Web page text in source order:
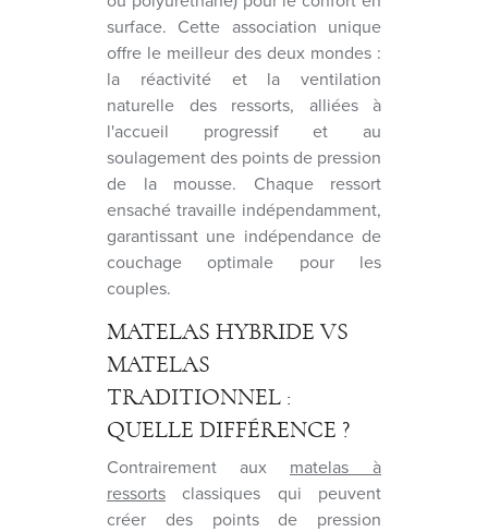
surface. Cette association unique
offre le meilleur des deux mondes :
la réactivité et la ventilation
naturelle des ressorts, alliées à
l'accueil progressif et au
soulagement des points de pression
de la mousse. Chaque ressort
ensaché travaille indépendamment,
garantissant une indépendance de
couchage optimale pour les
couples.
MATELAS HYBRIDE VS
MATELAS
TRADITIONNEL :
QUELLE DIFFÉRENCE ?
Contrairement aux matelas à
ressorts classiques qui peuvent
créer des points de pression